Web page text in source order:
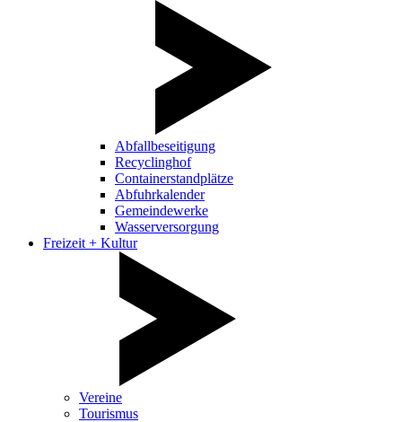
Abfallbeseitigung
Recyclinghof
Containerstandplätze
Abfuhrkalender
Gemeindewerke
Wasserversorgung
Freizeit + Kultur
Vereine
Tourismus